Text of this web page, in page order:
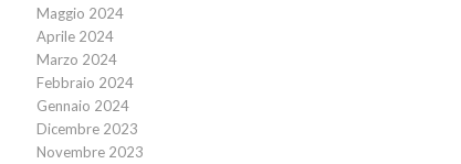
Maggio 2024
Aprile 2024
Marzo 2024
Febbraio 2024
Gennaio 2024
Dicembre 2023
Novembre 2023